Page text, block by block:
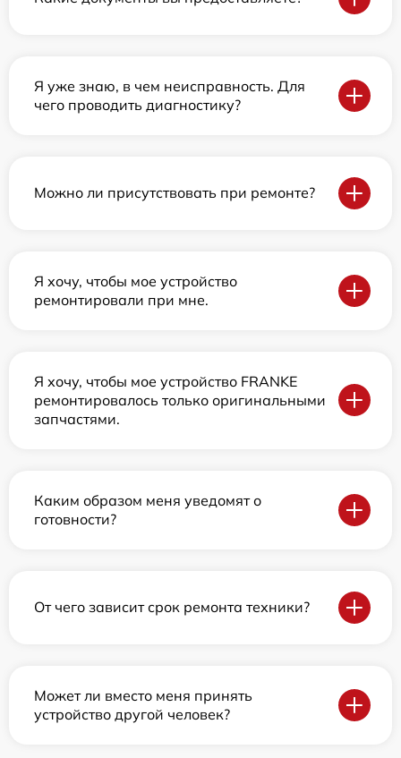
Я уже знаю, в чем неисправность. Для
чего проводить диагностику?
Можно ли присутствовать при ремонте?
Я хочу, чтобы мое устройство
ремонтировали при мне.
Я хочу, чтобы мое устройство FRANKE
ремонтировалось только оригинальными
запчастями.
Каким образом меня уведомят о
готовности?
От чего зависит срок ремонта техники?
Может ли вместо меня принять
устройство другой человек?